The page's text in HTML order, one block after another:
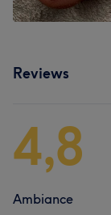
Reviews
4,8
Ambiance